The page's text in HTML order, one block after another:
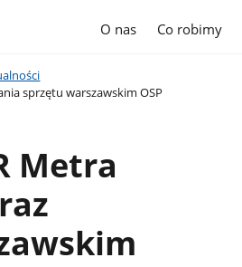
O nas Co robimy
sprzętu warszawskim OSP
Metra